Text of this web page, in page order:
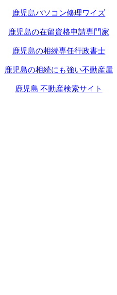
鹿児島パソコン修理ワイズ
鹿児島の在留資格申請専門家
鹿児島の相続専任行政書士
鹿児島の相続にも強い不動産屋
鹿児島 不動産検索サイト